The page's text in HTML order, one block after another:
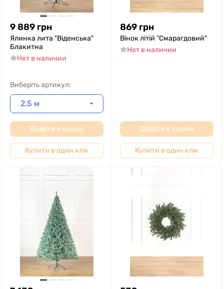
9 889 грн
Ялинка лита "Віденська"
Блакитна
Нет в наличии
Виберіть артикул:
2,5 м
Додати в кошик
Купити в один клік
869 грн
Вінок літій "Смарагдовий"
Нет в наличии
Додати в кошик
Купити в один клік